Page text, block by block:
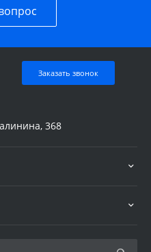
Заказать звонок
368